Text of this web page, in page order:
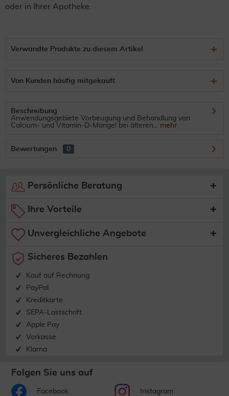
oder in Ihrer Apotheke.
Verwandte Produkte zu diesem Artikel
Von Kunden häufig mitgekauft
Beschreibung
Anwendungsgebiete Vorbeugung und Behandlung von
Calcium- und Vitamin-D-Mangel bei älteren... mehr
Bewertungen 0
Persönliche Beratung
Ihre Vorteile
Unvergleichliche Angebote
Sicheres Bezahlen
Kauf auf Rechnung
PayPal
Kreditkarte
SEPA-Lastschrift
Apple Pay
Vorkasse
Klarna
Folgen Sie uns auf
Facebook Instagram